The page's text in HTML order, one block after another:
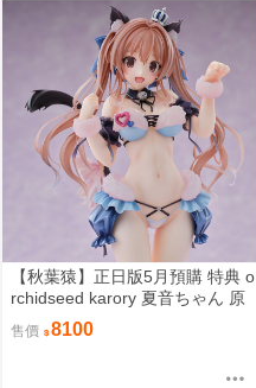
【秋葉猿】正日版5月預購 特典 o
rchidseed karory 夏音ちゃん 原
畫 1/6 PVC 完成品
售價 8100